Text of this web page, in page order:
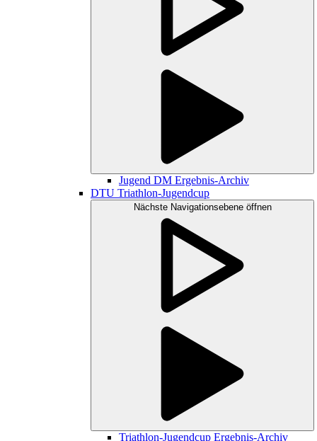
Jugend DM Ergebnis-Archiv
DTU Triathlon-Jugendcup
Nächste Navigationsebene öffnen
Triathlon-Jugendcup Ergebnis-Archiv